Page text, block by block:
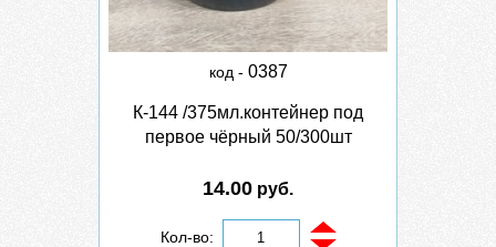
код - 0387
К-144 /375мл.контейнер под
первое чёрный 50/300шт
14.00 руб.
Кол-во: